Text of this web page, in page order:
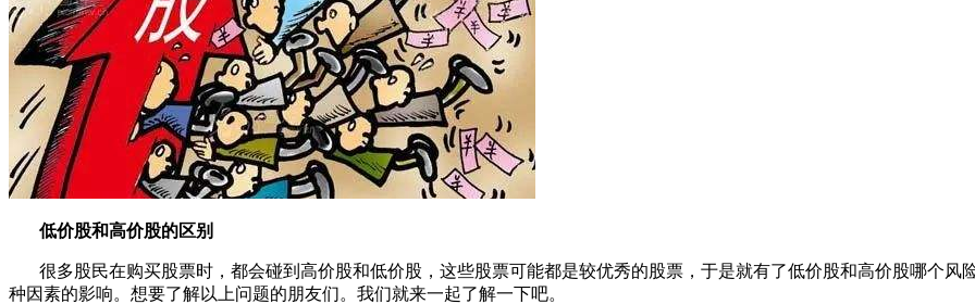
低价股和高价股的区别
很多股民在购买股票时，都会碰到高价股和低价股，这些股票可能都是较优秀的股票，于是就有了低价股和高价股哪个风
种因素的影响。想要了解以上问题的朋友们。我们就来一起了解一下吧。